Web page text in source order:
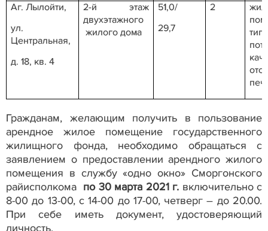
Аг. Лылойти,
ул.
Центральная,
д. 18, кв. 4
2-й этаж
двухэтажного
жилого дома
51,0/
29,7
2
Гражданам, желающим получить в пользование
арендное жилое помещение государственного
жилищного фонда, необходимо обращаться с
заявлением о предоставлении арендного жилого
помещения в службу «одно окно» Сморгонского
райисполкома по 30 марта 2021 г. включительно с
8-00 до 13-00, с 14-00 до 17-00, четверг – до 20.00.
При себе иметь документ, удостоверяющий
личность.